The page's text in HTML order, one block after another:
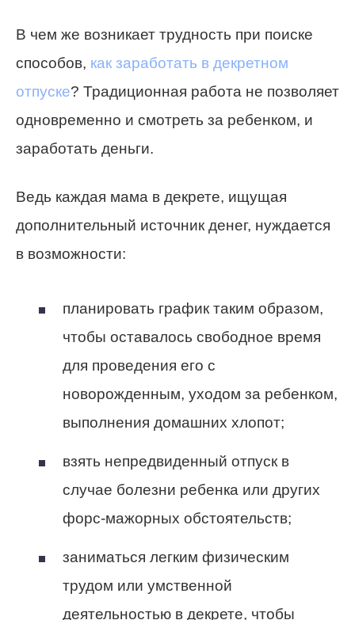
В чем же возникает трудность при поиске
способов, как заработать в декретном
отпуске? Традиционная работа не позволяет
одновременно и смотреть за ребенком, и
заработать деньги.
Ведь каждая мама в декрете, ищущая
дополнительный источник денег, нуждается
в возможности:
планировать график таким образом,
чтобы оставалось свободное время
для проведения его с
новорожденным, уходом за ребенком,
выполнения домашних хлопот;
взять непредвиденный отпуск в
случае болезни ребенка или других
форс-мажорных обстоятельств;
заниматься легким физическим
трудом или умственной
деятельностью в декрете, чтобы